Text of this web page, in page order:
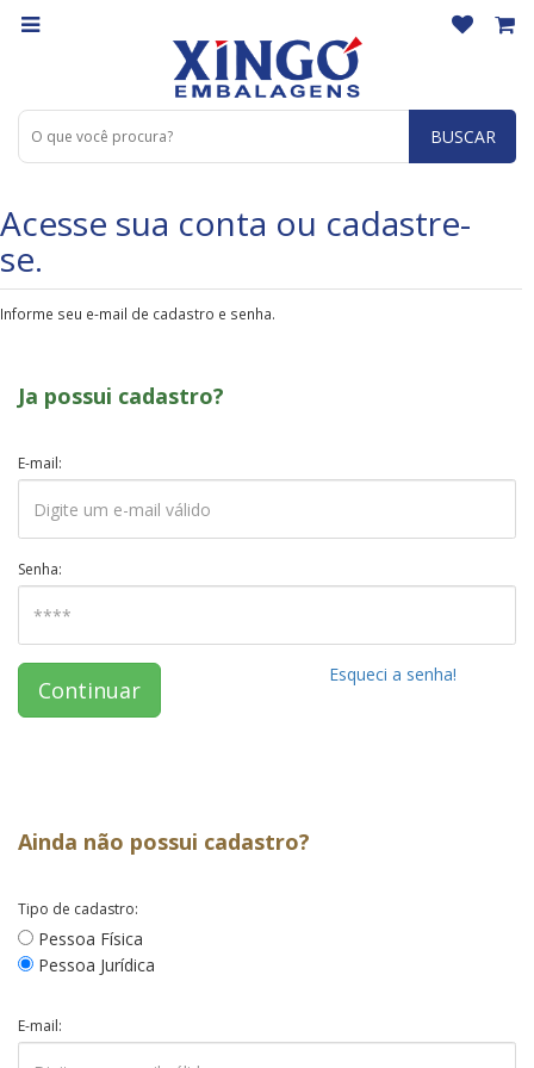
BUSCAR
Acesse sua conta ou cadastre-
se.
Informe seu e-mail de cadastro e senha.
Ja possui cadastro?
E-mail:
Senha:
Continuar
Esqueci a senha!
Ainda não possui cadastro?
Tipo de cadastro:
Pessoa Física
Pessoa Jurídica
E-mail: